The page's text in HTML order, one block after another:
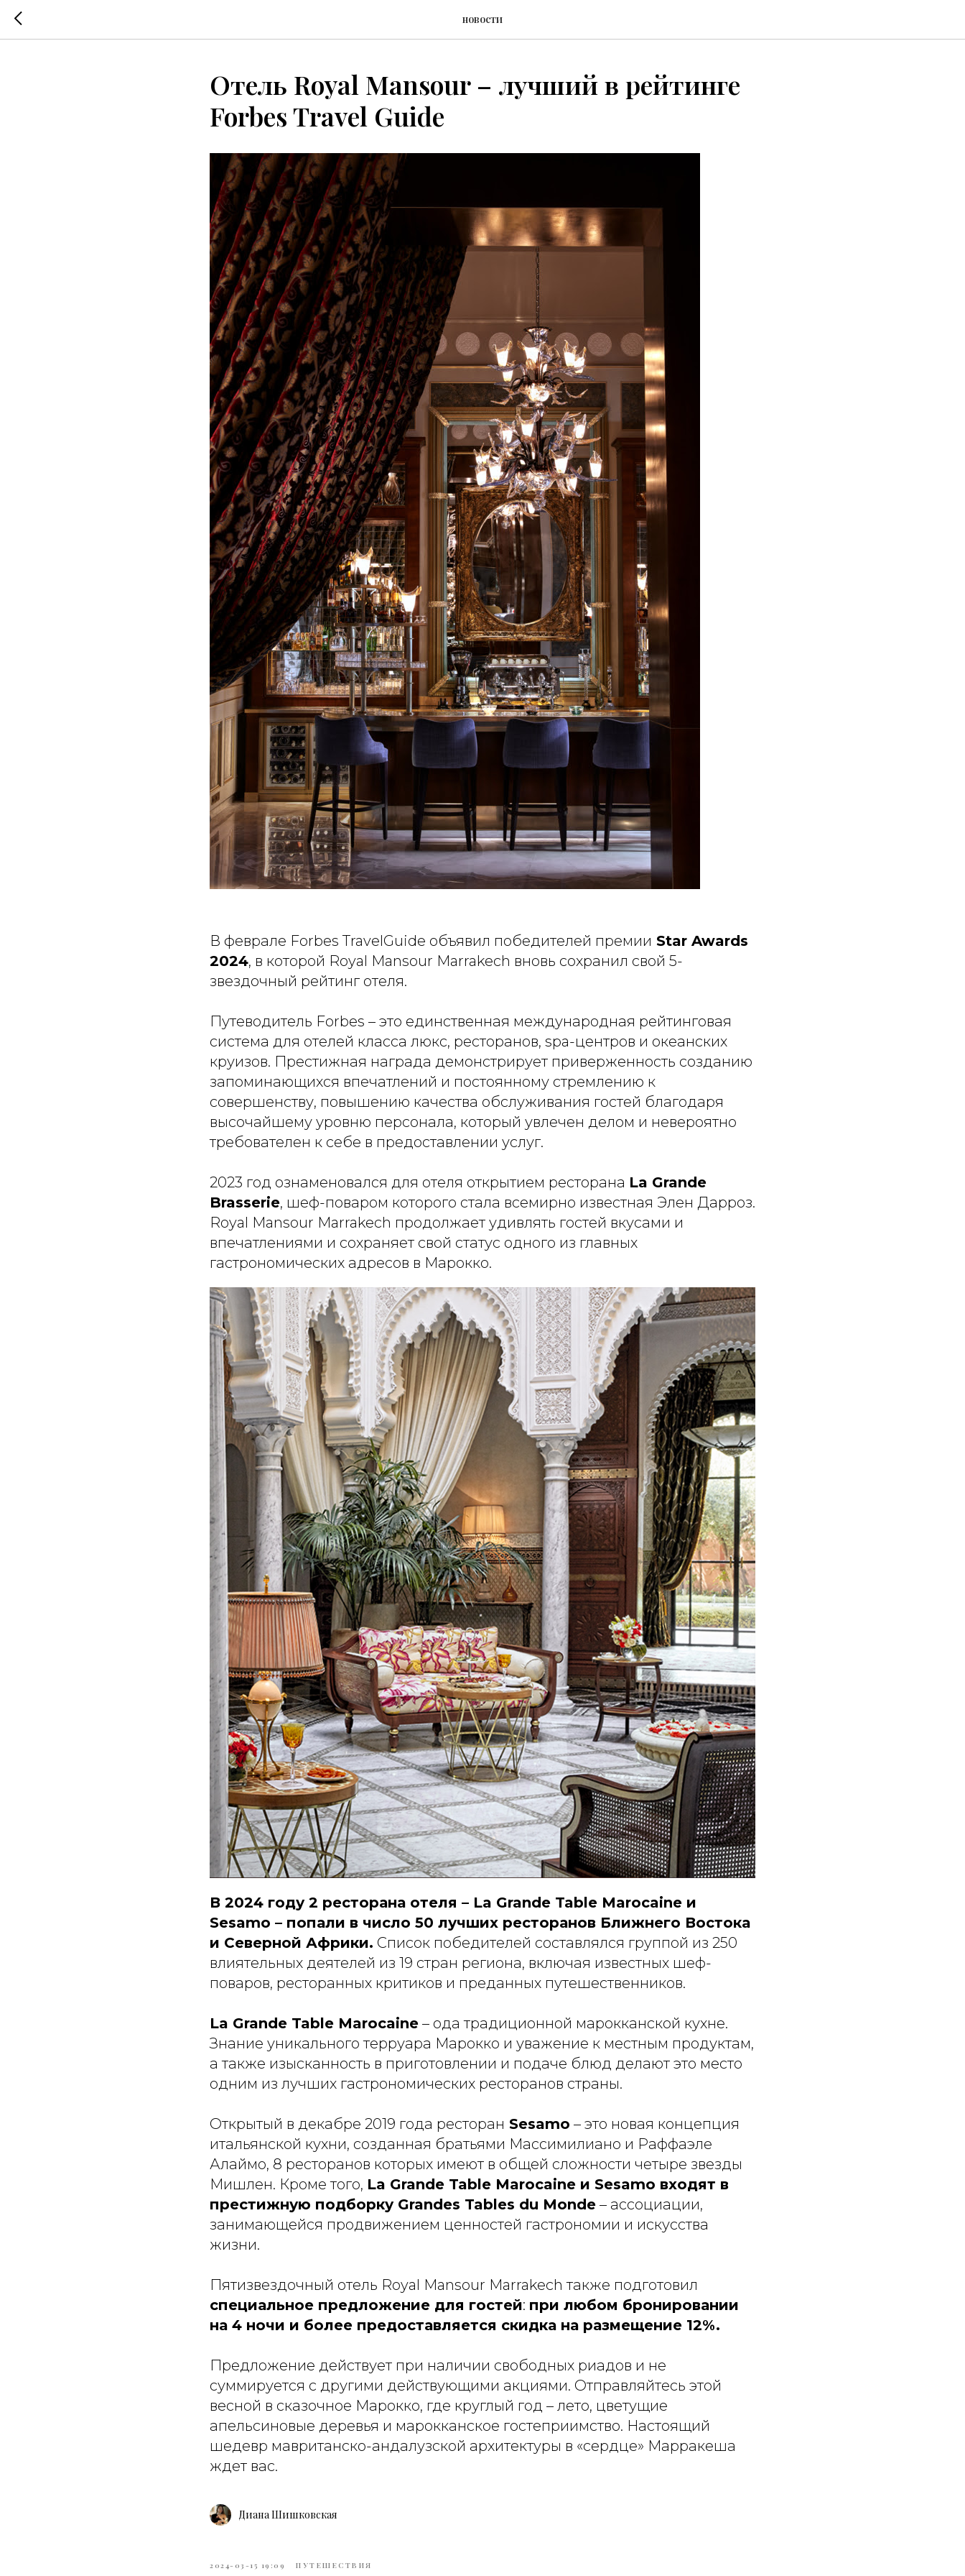
новости
Отель Royal Mansour – лучший в рейтинге
Forbes Travel Guide
В феврале Forbes TravelGuide объявил победителей премии Star Awards
2024, в которой Royal Mansour Marrakech вновь сохранил свой 5-
звездочный рейтинг отеля.
Путеводитель Forbes – это единственная международная рейтинговая
система для отелей класса люкс, ресторанов, spa-центров и океанских
круизов. Престижная награда демонстрирует приверженность созданию
запоминающихся впечатлений и постоянному стремлению к
совершенству, повышению качества обслуживания гостей благодаря
высочайшему уровню персонала, который увлечен делом и невероятно
требователен к себе в предоставлении услуг.
2023 год ознаменовался для отеля открытием ресторана La Grande
Brasserie, шеф-поваром которого стала всемирно известная Элен Дарроз.
Royal Mansour Marrakech продолжает удивлять гостей вкусами и
впечатлениями и сохраняет свой статус одного из главных
гастрономических адресов в Марокко.
В 2024 году 2 ресторана отеля – La Grande Table Marocaine и
Sesamo – попали в число 50 лучших ресторанов Ближнего Востока
и Северной Африки. Список победителей составлялся группой из 250
влиятельных деятелей из 19 стран региона, включая известных шеф-
поваров, ресторанных критиков и преданных путешественников.
La Grande Table Marocaine – ода традиционной марокканской кухне.
Знание уникального терруара Марокко и уважение к местным продуктам,
а также изысканность в приготовлении и подаче блюд делают это место
одним из лучших гастрономических ресторанов страны.
Открытый в декабре 2019 года ресторан Sesamo – это новая концепция
итальянской кухни, созданная братьями Массимилиано и Раффаэле
Алаймо, 8 ресторанов которых имеют в общей сложности четыре звезды
Мишлен. Кроме того, La Grande Table Marocaine и Sesamo входят в
престижную подборку Grandes Tables du Monde – ассоциации,
занимающейся продвижением ценностей гастрономии и искусства
жизни.
Пятизвездочный отель Royal Mansour Marrakech также подготовил
специальное предложение для гостей: при любом бронировании
на 4 ночи и более предоставляется скидка на размещение 12%.
Предложение действует при наличии свободных риадов и не
суммируется с другими действующими акциями. Отправляйтесь этой
весной в сказочное Марокко, где круглый год – лето, цветущие
апельсиновые деревья и марокканское гостеприимство. Настоящий
шедевр мавританско-андалузской архитектуры в «сердце» Марракеша
ждет вас.
Диана Шишковская
2024-03-15 19:09 ПУТЕШЕСТВИЯ